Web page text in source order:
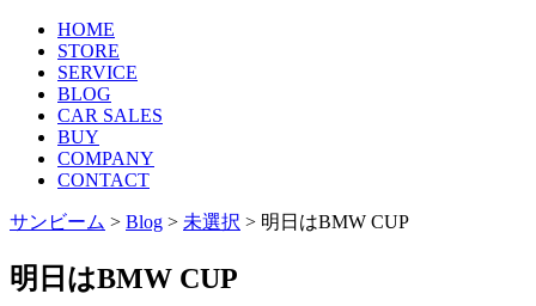
HOME
STORE
SERVICE
BLOG
CAR SALES
BUY
COMPANY
CONTACT
サンビーム > Blog > 未選択 > 明日はBMW CUP
明日はBMW CUP